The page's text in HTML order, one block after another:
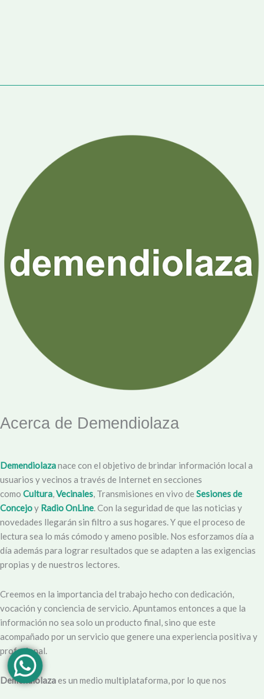
Acerca de Demendiolaza
Demendiolazanace con el objetivo de brindar información local a
usuarios y vecinos a través de Internet en secciones
como Cultura,Vecinales, Transmisiones en vivo de Sesiones de
Concejoy Radio OnLine. Con la seguridad de que las noticias y
novedades llegarán sin filtro a sus hogares. Y que el proceso de
lectura sea lo más cómodo y ameno posible. Nos esforzamos día a
día además para lograr resultados que se adapten a las exigencias
propias y de nuestros lectores.
Creemos en la importancia del trabajo hecho con dedicación,
vocación y conciencia de servicio. Apuntamos entonces a que la
información no sea solo un producto final, sino que este
acompañado por un servicio que genere una experiencia positiva y
profesional.
Demendiolazaes un medio multiplataforma, por lo que nos